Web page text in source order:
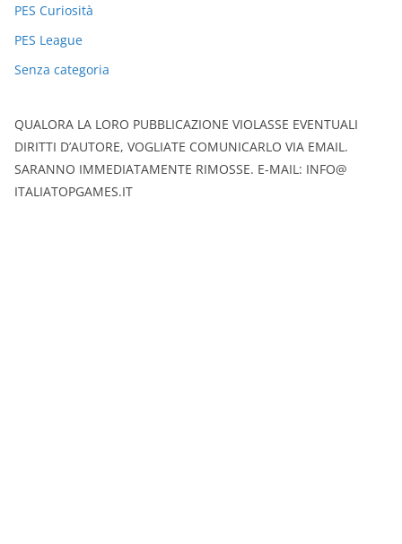
PES Curiosità
PES League
Senza categoria
QUALORA LA LORO PUBBLICAZIONE VIOLASSE EVENTUALI
DIRITTI D’AUTORE, VOGLIATE COMUNICARLO VIA EMAIL.
SARANNO IMMEDIATAMENTE RIMOSSE. E-MAIL: INFO@
ITALIATOPGAMES.IT